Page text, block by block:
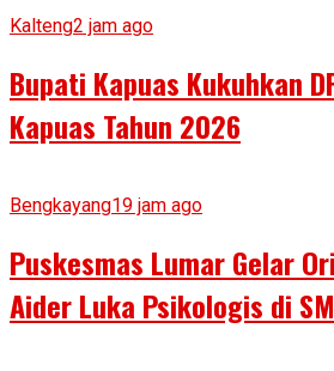
Kalteng2 jam ago
Bupati Kapuas Kukuhkan
Kapuas Tahun 2026
Bengkayang19 jam ago
Puskesmas Lumar Gelar
Aider Luka Psikologis di